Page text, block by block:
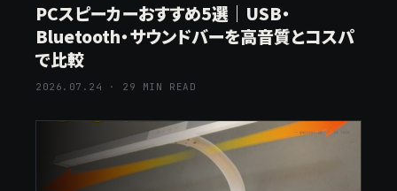
PCスピーカーおすすめ5選｜USB・
Bluetooth・サウンドバーを高音質とコスパ
で比較
2026.07.24 · 29 MIN READ